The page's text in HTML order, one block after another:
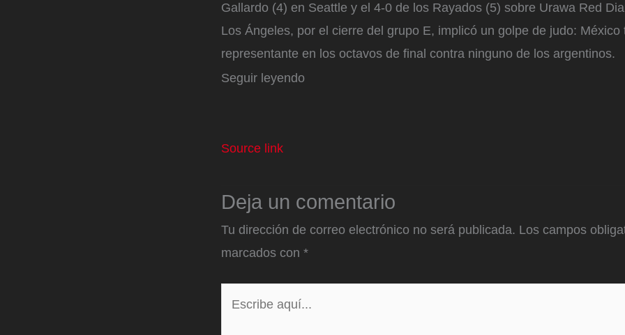
Gallardo (4) en Seattle y el 4-0 de los Rayados (5) sobre Urawa Red
Los Ángeles, por el cierre del grupo E, implicó un golpe de judo: México
representante en los octavos de final contra ninguno de los argentinos.
Seguir leyendo
Source link
Deja un comentario
Tu dirección de correo electrónico no será publicada. Los campos
marcados con *